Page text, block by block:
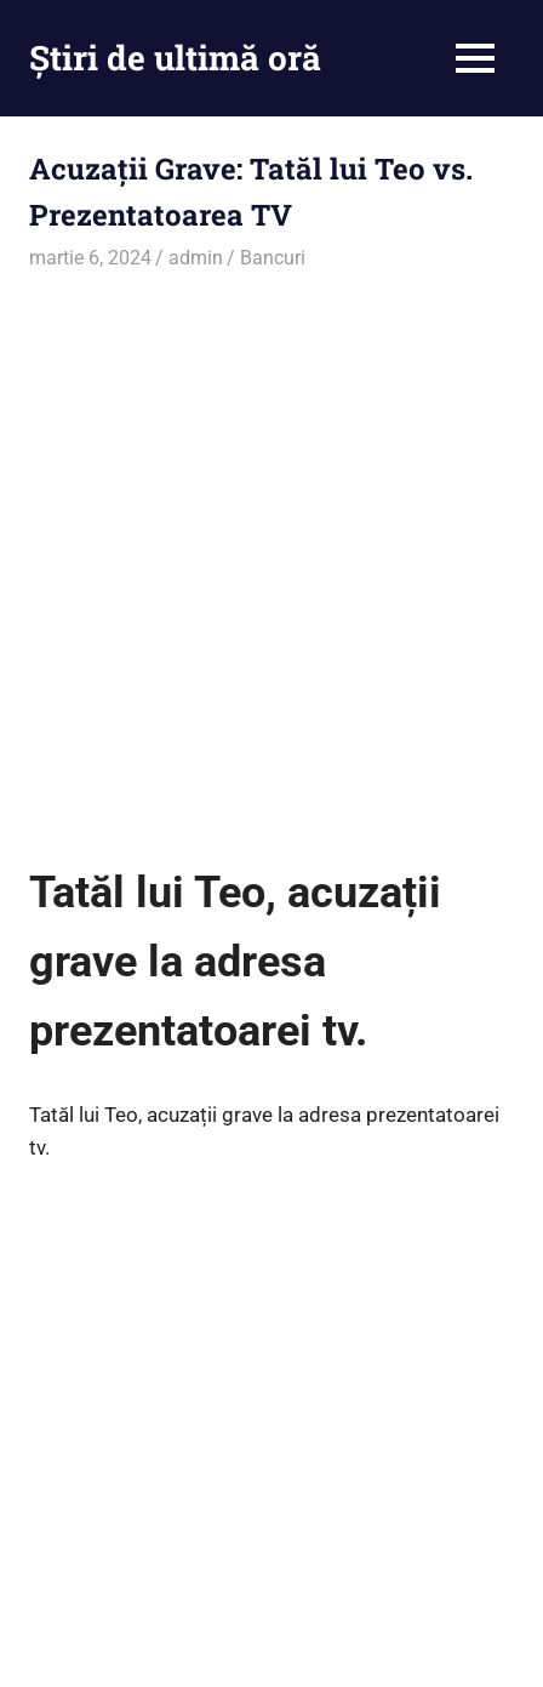
contentȘtiri de ultimă oră
la
curent
MENU
Acuzații Grave: Tatăl lui Teo vs.
Prezentatoarea TV
martie 6, 2024 admin Bancuri
Tatăl lui Teo, acuzații
grave la adresa
prezentatoarei tv.
Tatăl lui Teo, acuzații grave la adresa prezentatoarei
tv.